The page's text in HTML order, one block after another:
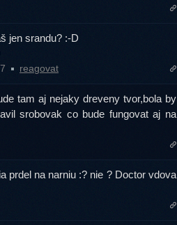
jen srandu? :-D
reagovat
tam aj nejaky dreveny tvor,bola by
srobovak co bude fungovat aj na
prdel na narniu :? nie ? Doctor vdova